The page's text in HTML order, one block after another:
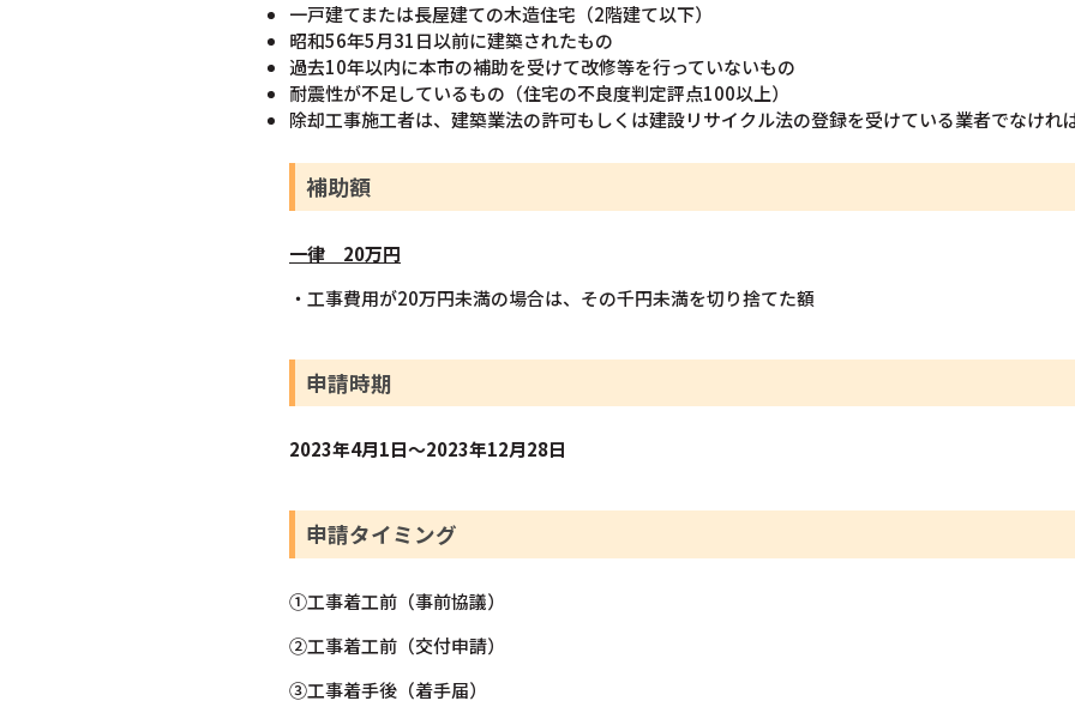
一戸建てまたは長屋建ての木造住宅（2階建て以下）
昭和56年5月31日以前に建築されたもの
過去10年以内に本市の補助を受けて改修等を行っていないもの
耐震性が不足しているもの（住宅の不良度判定評点100以上）
除却工事施工者は、建築業法の許可もしくは建設リサイクル法の登録を受けている業者でなけれ
補助額
一律 20万円
・工事費用が20万円未満の場合は、その千円未満を切り捨てた額
申請時期
2023年4月1日～2023年12月28日
申請タイミング
①工事着工前（事前協議）
②工事着工前（交付申請）
③工事着手後（着手届）